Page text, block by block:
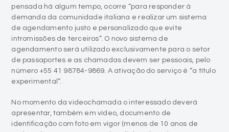
pensada há algum tempo, ocorre “para responder à
demanda da comunidade italiana e realizar um sistema
de agendamento justo e personalizado que evite
intromissões de terceiros”. O novo sistema de
agendamento será utilizado exclusivamente para o setor
de passaportes e as chamadas devem ser pessoais, pelo
número +55 41 98784-9869. A ativação do serviço é “a título
experimental”.
No momento da videochamada o interessado deverá
apresentar, também em vídeo, documento de
identificação com foto em vigor (menos de 10 anos de